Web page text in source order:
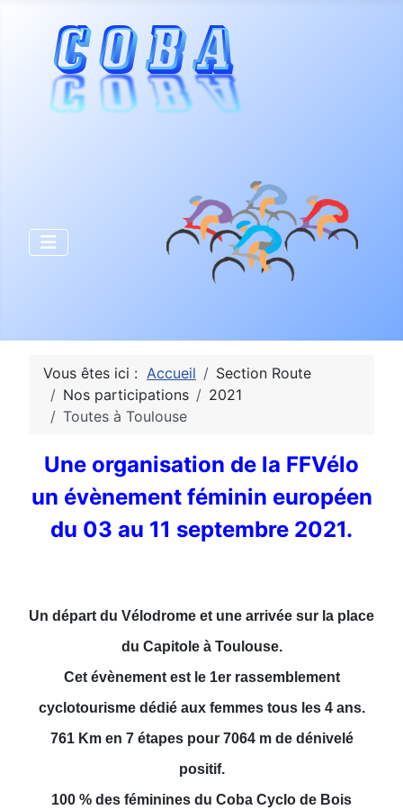
Vous êtes ici : Accueil
Section Route
Nos participations
2021
Toutes à Toulouse
Une organisation de la FFVélo
un évènement féminin européen
du 03 au 11 septembre 2021.
Un départ du Vélodrome et une arrivée sur la place
du Capitole à Toulouse.
Cet évènement est le 1er rassemblement
cyclotourisme dédié aux femmes tous les 4 ans.
761 Km en 7 étapes pour 7064 m de dénivelé
positif.
100 % des féminines du Coba Cyclo de Bois